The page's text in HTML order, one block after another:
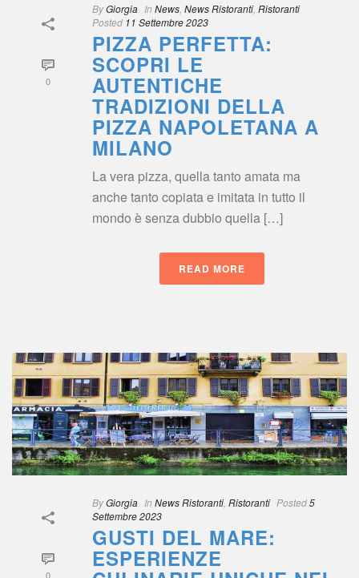
0
ByGiorgia In New News Ristoranti Ristoranti
Posted 11 Settembre 2023
PIZZA PERFETTA:
SCOPRI LE
AUTENTICHE
TRADIZIONI DELLA
PIZZA NAPOLETANA A
MILANO
La vera pizza, quella tanto amata ma
anche tanto copiata e imitata in tutto il
mondo è senza dubbio quella […]
READ MORE
0
ByGiorgia In News Ristoranti Ristoranti Posted5
Settembre 2023
GUSTI DEL MARE:
ESPERIENZE